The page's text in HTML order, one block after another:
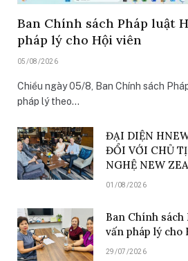
Ban Chính sách Pháp luật
pháp lý cho Hội viên
05/08/2026
Chiều ngày 05/8, Ban Chính sách
pháp lý theo…
ĐẠI DIỆN
ĐỔI VỚI CHỦ
NGHỆ NEW
01/08/2026
Ban Chính
vấn pháp lý cho
29/07/2026